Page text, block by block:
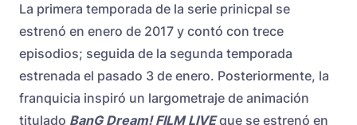
La primera temporada de la serie prinicpal se
estrenó en enero de 2017 y contó con trece
episodios; seguida de la segunda temporada
estrenada el pasado 3 de enero. Posteriormente, la
franquicia inspiró un largometraje de animación
titulado BanG Dream! FILM LIVEque se estrenó en